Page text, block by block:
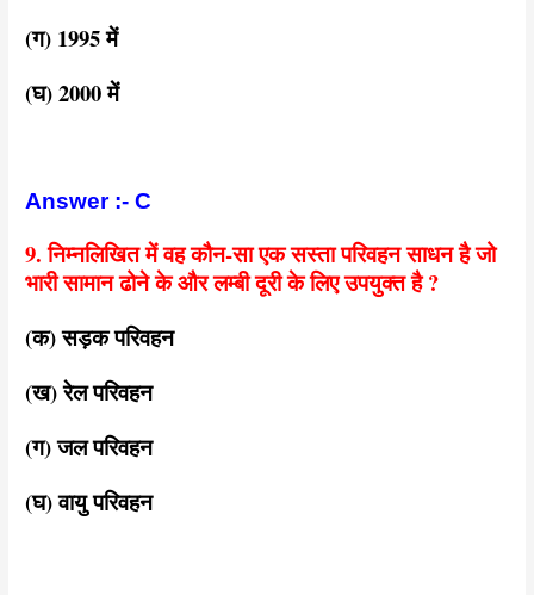
(ग) 1995 में
(घ) 2000 में
Answer :- C
9. निम्नलिखित में वह कौन-सा एक सस्ता परिवहन साधन है जो
भारी सामान ढोने के और लम्बी दूरी के लिए उपयुक्त है ?
(क) सड़क परिवहन
(ख) रेल परिवहन
(ग) जल परिवहन
(घ) वायु परिवहन